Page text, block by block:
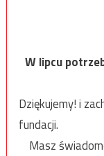
W lipcu
Dziękujemy! i
fundacji.
Masz